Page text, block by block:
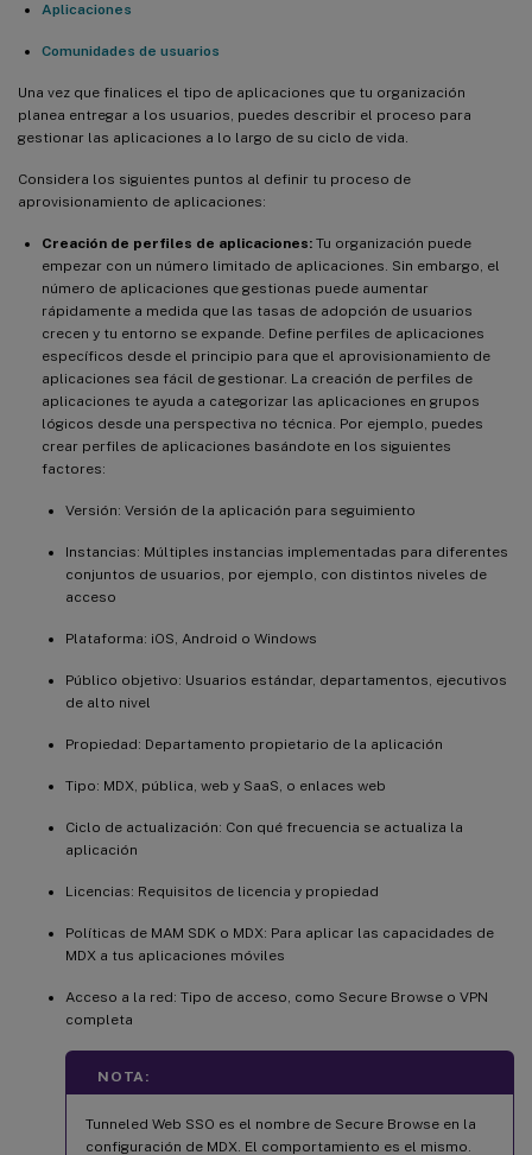
Aplicaciones
Comunidades de usuarios
Una vez que finalices el tipo de aplicaciones que tu organización
planea entregar a los usuarios, puedes describir el proceso para
gestionar las aplicaciones a lo largo de su ciclo de vida.
Considera los siguientes puntos al definir tu proceso de
aprovisionamiento de aplicaciones:
Creación de perfiles de aplicaciones: Tu organización puede
empezar con un número limitado de aplicaciones. Sin embargo, el
número de aplicaciones que gestionas puede aumentar
rápidamente a medida que las tasas de adopción de usuarios
crecen y tu entorno se expande. Define perfiles de aplicaciones
específicos desde el principio para que el aprovisionamiento de
aplicaciones sea fácil de gestionar. La creación de perfiles de
aplicaciones te ayuda a categorizar las aplicaciones en grupos
lógicos desde una perspectiva no técnica. Por ejemplo, puedes
crear perfiles de aplicaciones basándote en los siguientes
factores:
Versión: Versión de la aplicación para seguimiento
Instancias: Múltiples instancias implementadas para diferentes
conjuntos de usuarios, por ejemplo, con distintos niveles de
acceso
Plataforma: iOS, Android o Windows
Público objetivo: Usuarios estándar, departamentos, ejecutivos
de alto nivel
Propiedad: Departamento propietario de la aplicación
Tipo: MDX, pública, web y SaaS, o enlaces web
Ciclo de actualización: Con qué frecuencia se actualiza la
aplicación
Licencias: Requisitos de licencia y propiedad
Políticas de MAM SDK o MDX: Para aplicar las capacidades de
MDX a tus aplicaciones móviles
Acceso a la red: Tipo de acceso, como Secure Browse o VPN
completa
NOTA:
Tunneled Web SSO es el nombre de Secure Browse en la
configuración de MDX. El comportamiento es el mismo.